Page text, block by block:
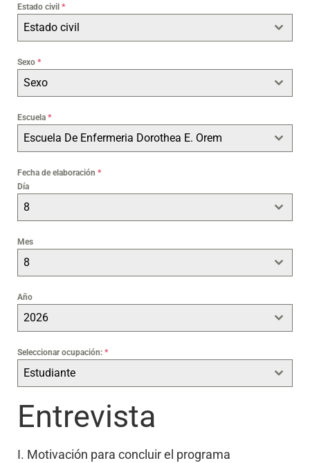
Estado civil *
Estado civil
Sexo *
Sexo
Escuela *
Escuela De Enfermeria Dorothea E. Orem
Fecha de elaboración *
Día
8
Mes
8
Año
2026
Seleccionar ocupación: *
Estudiante
Entrevista
I. Motivación para concluir el programa